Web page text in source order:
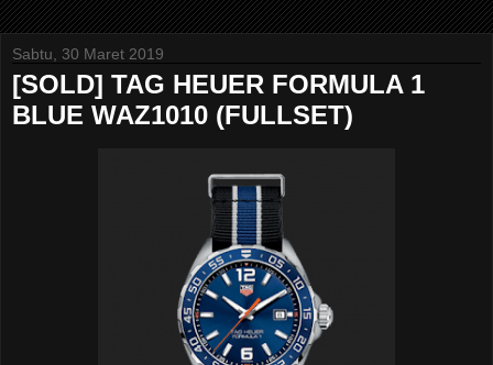
Sabtu, 30 Maret 2019
[SOLD] TAG HEUER FORMULA 1
BLUE WAZ1010 (FULLSET)